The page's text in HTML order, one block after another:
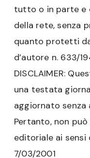
tutto o in parte e
della rete, senza
quanto protetti
d’autore n. 633/
DISCLAIMER:
una testata
aggiornato senza
Pertanto, non
editoriale ai sensi
7/03/2001